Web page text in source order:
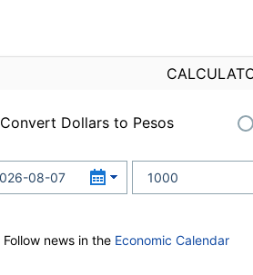
Convert Dollars to Pesos
Follow news in the Economic Calendar